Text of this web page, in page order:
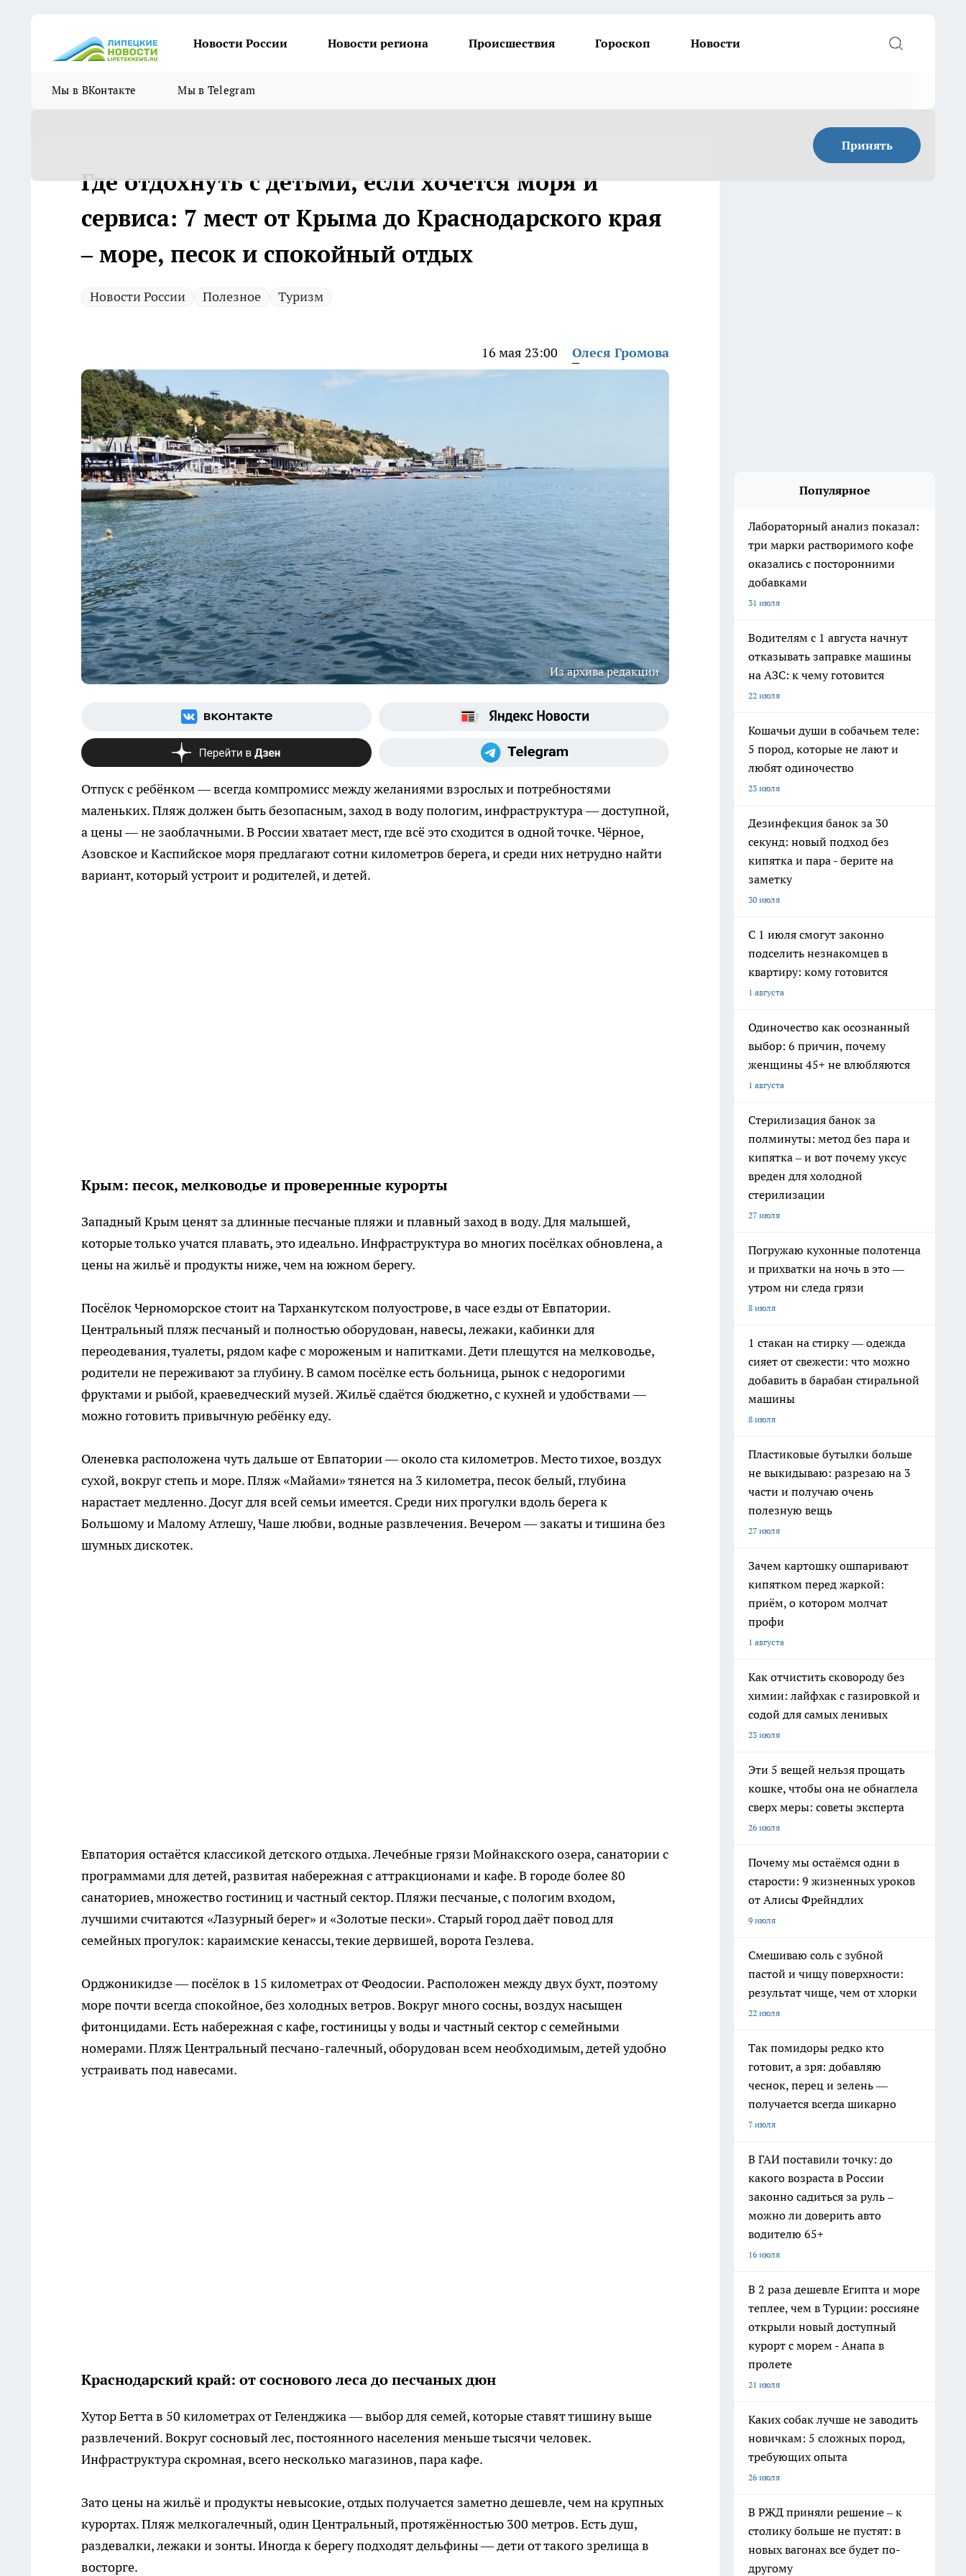
Новости России Новости региона Происшествия Гороскоп Новости
Мы в ВКонтакте Мы в Telegram
Принять
Где отдохнуть с детьми, если хочется моря и
сервиса: 7 мест от Крыма до Краснодарского края
– море, песок и спокойный отдых
Новости России Полезное Туризм
16 мая 23:00 Олеся Громова
Из архива редакции
Отпуск с ребёнком — всегда компромисс между желаниями взрослых и потребностями
маленьких. Пляж должен быть безопасным, заход в воду пологим, инфраструктура — доступной,
а цены — не заоблачными. В России хватает мест, где всё это сходится в одной точке. Чёрное,
Азовское и Каспийское моря предлагают сотни километров берега, и среди них нетрудно найти
вариант, который устроит и родителей, и детей.
Крым: песок, мелководье и проверенные курорты
Западный Крым ценят за длинные песчаные пляжи и плавный заход в воду. Для малышей,
которые только учатся плавать, это идеально. Инфраструктура во многих посёлках обновлена, а
цены на жильё и продукты ниже, чем на южном берегу.
Посёлок Черноморское стоит на Тарханкутском полуострове, в часе езды от Евпатории.
Центральный пляж песчаный и полностью оборудован, навесы, лежаки, кабинки для
переодевания, туалеты, рядом кафе с мороженым и напитками. Дети плещутся на мелководье,
родители не переживают за глубину. В самом посёлке есть больница, рынок с недорогими
фруктами и рыбой, краеведческий музей. Жильё сдаётся бюджетно, с кухней и удобствами —
можно готовить привычную ребёнку еду.
Оленевка расположена чуть дальше от Евпатории — около ста километров. Место тихое, воздух
сухой, вокруг степь и море. Пляж «Майами» тянется на 3 километра, песок белый, глубина
нарастает медленно. Досуг для всей семьи имеется. Среди них прогулки вдоль берега к
Большому и Малому Атлешу, Чаше любви, водные развлечения. Вечером — закаты и тишина без
шумных дискотек.
Евпатория остаётся классикой детского отдыха. Лечебные грязи Мойнакского озера, санатории с
программами для детей, развитая набережная с аттракционами и кафе. В городе более 80
санаториев, множество гостиниц и частный сектор. Пляжи песчаные, с пологим входом,
лучшими считаются «Лазурный берег» и «Золотые пески». Старый город даёт повод для
семейных прогулок: караимские кенассы, текие дервишей, ворота Гезлева.
Орджоникидзе — посёлок в 15 километрах от Феодосии. Расположен между двух бухт, поэтому
море почти всегда спокойное, без холодных ветров. Вокруг много сосны, воздух насыщен
фитонцидами. Есть набережная с кафе, гостиницы у воды и частный сектор с семейными
номерами. Пляж Центральный песчано-галечный, оборудован всем необходимым, детей удобно
устраивать под навесами.
Краснодарский край: от соснового леса до песчаных дюн
Хутор Бетта в 50 километрах от Геленджика — выбор для семей, которые ставят тишину выше
развлечений. Вокруг сосновый лес, постоянного населения меньше тысячи человек.
Инфраструктура скромная, всего несколько магазинов, пара кафе.
Зато цены на жильё и продукты невысокие, отдых получается заметно дешевле, чем на крупных
курортах. Пляж мелкогалечный, один Центральный, протяжённостью 300 метров. Есть душ,
раздевалки, лежаки и зонты. Иногда к берегу подходят дельфины — дети от такого зрелища в
восторге.
Популярное
Лабораторный анализ показал:
три марки растворимого кофе
оказались с посторонними
добавками
31 июля
Водителям с 1 августа начнут
отказывать заправке машины
на АЗС: к чему готовится
22 июля
Кошачьи души в собачьем теле:
5 пород, которые не лают и
любят одиночество
23 июля
Дезинфекция банок за 30
секунд: новый подход без
кипятка и пара - берите на
заметку
30 июля
С 1 июля смогут законно
подселить незнакомцев в
квартиру: кому готовится
1 августа
Одиночество как осознанный
выбор: 6 причин, почему
женщины 45+ не влюбляются
1 августа
Стерилизация банок за
полминуты: метод без пара и
кипятка – и вот почему уксус
вреден для холодной
стерилизации
27 июля
Погружаю кухонные полотенца
и прихватки на ночь в это —
утром ни следа грязи
8 июля
1 стакан на стирку — одежда
сияет от свежести: что можно
добавить в барабан стиральной
машины
8 июля
Пластиковые бутылки больше
не выкидываю: разрезаю на 3
части и получаю очень
полезную вещь
27 июля
Зачем картошку ошпаривают
кипятком перед жаркой:
приём, о котором молчат
профи
1 августа
Как отчистить сковороду без
химии: лайфхак с газировкой и
содой для самых ленивых
23 июля
Эти 5 вещей нельзя прощать
кошке, чтобы она не обнаглела
сверх меры: советы эксперта
26 июля
Почему мы остаёмся одни в
старости: 9 жизненных уроков
от Алисы Фрейндлих
9 июля
Смешиваю соль с зубной
пастой и чищу поверхности:
результат чище, чем от хлорки
22 июля
Так помидоры редко кто
готовит, а зря: добавляю
чеснок, перец и зелень —
получается всегда шикарно
7 июля
В ГАИ поставили точку: до
какого возраста в России
законно садиться за руль –
можно ли доверить авто
водителю 65+
16 июля
В 2 раза дешевле Египта и море
теплее, чем в Турции: россияне
открыли новый доступный
курорт с морем - Анапа в
пролете
21 июля
Каких собак лучше не заводить
новичкам: 5 сложных пород,
требующих опыта
26 июля
В РЖД приняли решение – к
столику больше не пустят: в
новых вагонах все будет по-
другому